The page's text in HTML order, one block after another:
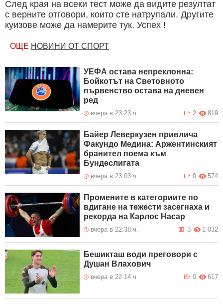
След края на всеки тест може да видите резултат
с верните отговори, които сте натрупали. Другите
куизове може да намерите тук. Успех !
ОЩЕ НОВИНИ ОТ СПОРТ
УЕФА остава непреклонна:
Бойкотът на Световното
първенство остава на дневен
ред
вчера в 23:23 ч. 819
2
Байер Леверкузен привлича
Факундо Медина: Аржентинският
бранител поема към
Бундеслигата
вчера в 23:03 ч. 574
0
Промените в категориите по
вдигане на тежести засегнаха и
рекорда на Карлос Насар
вчера в 22:38 ч. 1 032
3
Бешикташ води преговори с
Душан Влахович
вчера в 22:14 ч. 617
0